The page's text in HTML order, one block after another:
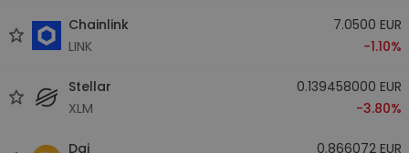
Chainlink
LINK
7.0500 EUR
-1.10%
Stellar
XLM
0.139458000 EUR
-3.80%
Dai
0.866072 EUR